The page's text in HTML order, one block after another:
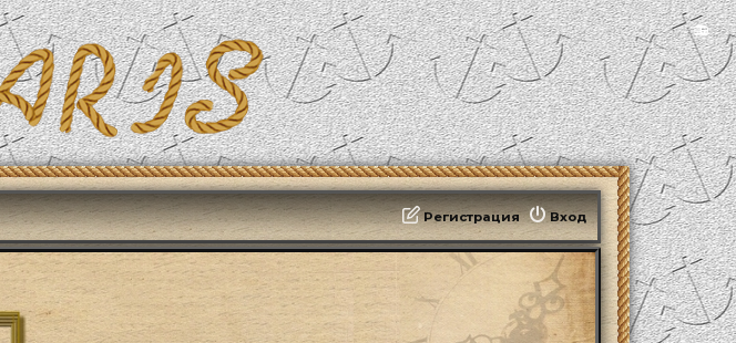
📻
Вход
Регистрация